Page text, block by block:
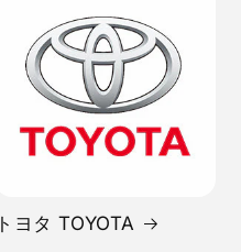
トヨタ TOYOTA